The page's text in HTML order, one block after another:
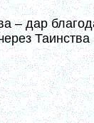
– дар
Таинства
а